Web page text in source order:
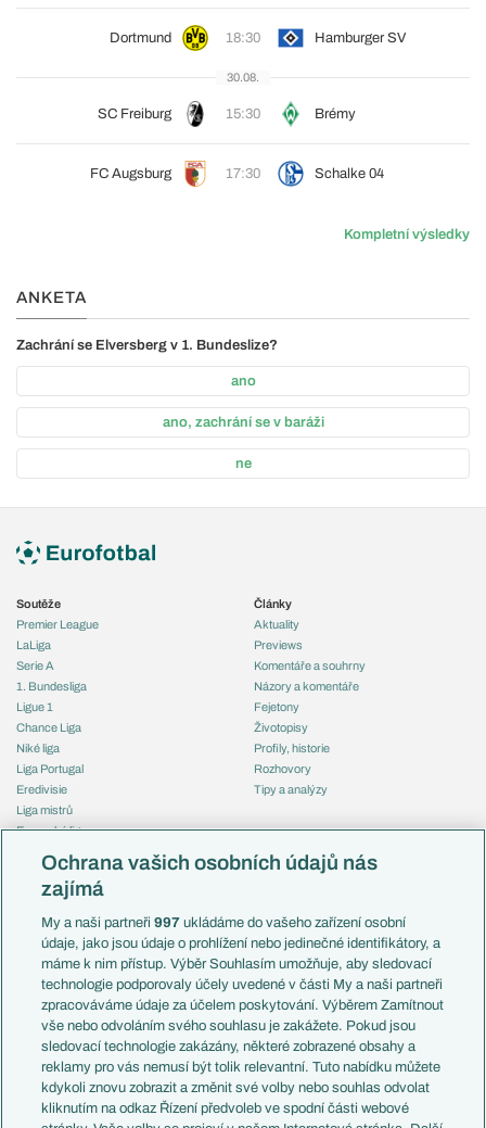
Dortmund 18:30 Hamburger SV
30.08.
SC Freiburg 15:30 Brémy
FC Augsburg 17:30 Schalke 04
Kompletní výsledky
ANKETA
Zachrání se Elversberg v 1. Bundeslize?
ano
ano, zachrání se v baráži
ne
Soutěže
Premier League
LaLiga
Serie A
1. Bundesliga
Ligue 1
Chance Liga
Niké liga
Liga Portugal
Eredivisie
Liga mistrů
Evropská liga
Mistrovství světa
Liga národů
Témata
Představení týmů MS
EuroSkauting
PL v kostce
Evropské koeficienty
Přestupy
Přestupové spekulace
Zranění
Články
Aktuality
Previews
Komentáře a souhrny
Názory a komentáře
Fejetony
Životopisy
Profily, historie
Rozhovory
Tipy a analýzy
Česko
Francie
Itálie
Německo
Španělsko
Argentina
Brazílie
Přestupy
Zápasy
Livescore
Ochrana vašich osobních údajů nás
zajímá
My a naši partneři997 ukládáme do vašeho zařízení osobní
údaje, jako jsou údaje o prohlížení nebo jedinečné identifikátory, a
máme k nim přístup. Výběr Souhlasím umožňuje, aby sledovací
technologie podporovaly účely uvedené v části My a naši partneři
zpracováváme údaje za účelem poskytování. Výběrem Zamítnout
vše nebo odvoláním svého souhlasu je zakážete. Pokud jsou
sledovací technologie zakázány, některé zobrazené obsahy a
reklamy pro vás nemusí být tolik relevantní. Tuto nabídku můžete
kdykoli znovu zobrazit a změnit své volby nebo souhlas odvolat
kliknutím na odkaz Řízení předvoleb ve spodní části webové